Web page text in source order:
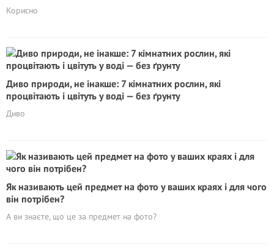
Корисно
Диво природи, не інакше: 7 кімнатних рослин, які
процвітають і цвітуть у воді — без ґрунту
Диво
Як називають цей предмет на фото у ваших краях і для чого
він потрібен?
А ви знаєте, що це за предмет на фото?